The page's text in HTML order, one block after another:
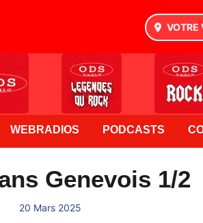
VOTRE
WEBRADIOS PODCASTS
Genevois 1/2
20 Mars 2025